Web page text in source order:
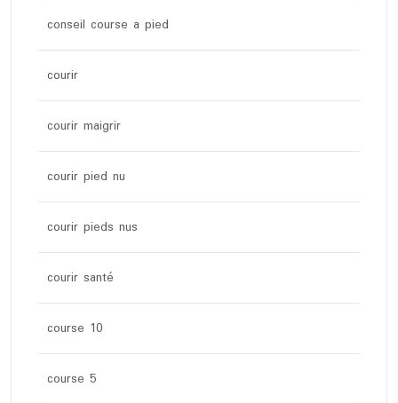
conseil course a pied
courir
courir maigrir
courir pied nu
courir pieds nus
courir santé
course 10
course 5